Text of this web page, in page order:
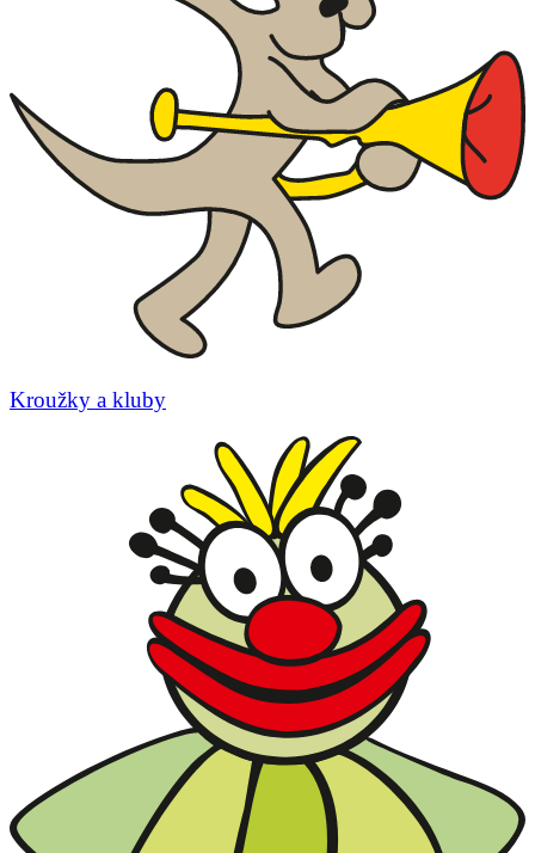
Kroužky a kluby